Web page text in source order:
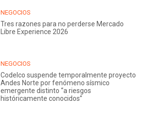
NEGOCIOS
Tres razones para no perderse Mercado
Libre Experience 2026
NEGOCIOS
Codelco suspende temporalmente proyecto
Andes Norte por fenómeno sísmico
emergente distinto “a riesgos
históricamente conocidos”